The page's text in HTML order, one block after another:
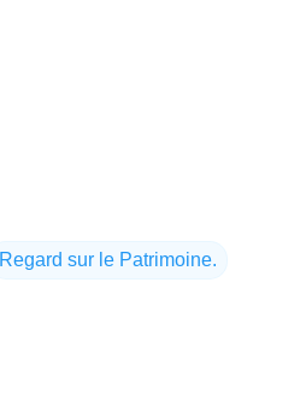
Regard sur le Patrimoine.